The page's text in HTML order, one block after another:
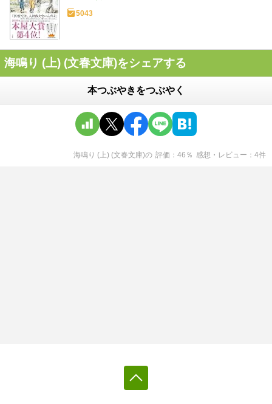
5043
海鳴り (上) (文春文庫)をシェアする
本つぶやきをつぶやく
海鳴り (上) (文春文庫)の 評価 46 ％ 感想・レビュー 4件